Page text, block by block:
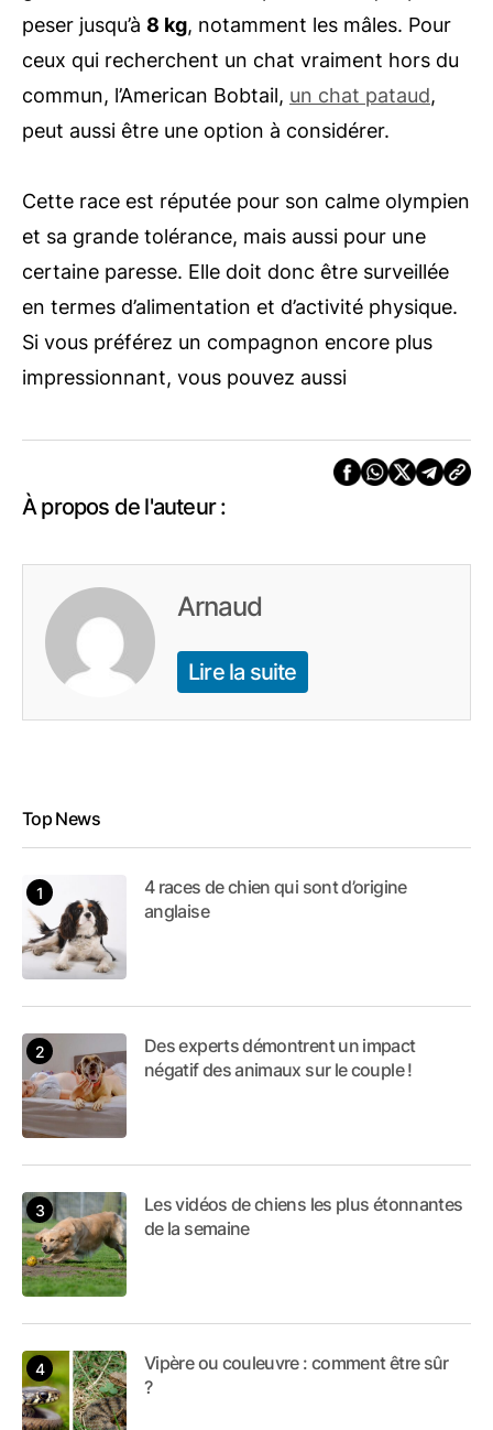
peser jusqu’à 8 kg, notamment les mâles. Pour
ceux qui recherchent un chat vraiment hors du
commun, l’American Bobtail, un chat pataud,
peut aussi être une option à considérer.
Cette race est réputée pour son calme olympien
et sa grande tolérance, mais aussi pour une
certaine paresse. Elle doit donc être surveillée
en termes d’alimentation et d’activité physique.
Si vous préférez un compagnon encore plus
impressionnant, vous pouvez aussi
À propos de l'auteur :
Arnaud
Lire la suite
Top News
4 races de chien qui sont d’origine
anglaise
Des experts démontrent un impact
négatif des animaux sur le couple !
Les vidéos de chiens les plus étonnantes
de la semaine
Vipère ou couleuvre : comment être sûr
?